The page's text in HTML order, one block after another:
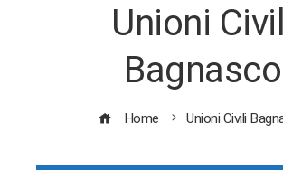
Unioni
Bagnasco
Home Unioni Civili